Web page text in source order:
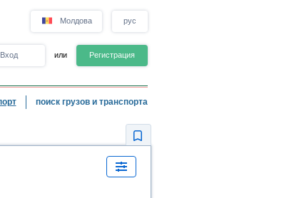
Молдова рус
Вход или Регистрация
поиск грузов и транспорта